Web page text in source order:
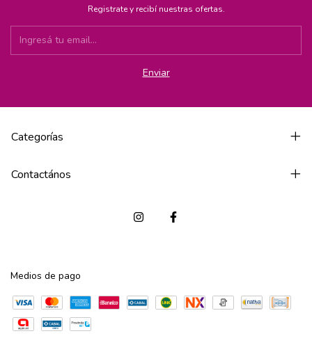
Registrate y recibí nuestras ofertas.
Categorías
Contactános
Medios de pago